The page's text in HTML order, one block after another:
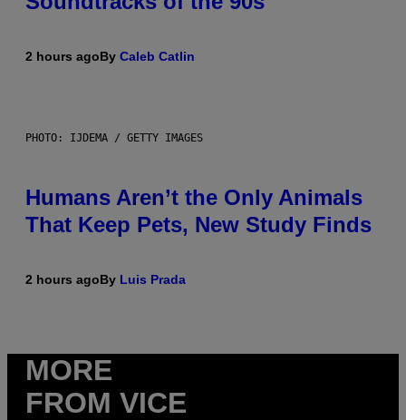
2 hours agoBy Caleb Catlin
PHOTO: IJDEMA / GETTY IMAGES
Humans Aren’t the Only Animals
That Keep Pets, New Study Finds
2 hours agoBy Luis Prada
MORE
FROM VICE